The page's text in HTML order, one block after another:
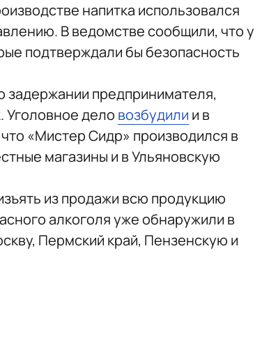
напитка использовался
В ведомстве сообщили, что у
подтверждали бы безопасность
предпринимателя,
Уголовное дело возбудили и в
«Мистер Сидр» производился в
магазины и в Ульяновскую
из продажи всю продукцию
алкоголя уже обнаружили в
Пермский край, Пензенскую и